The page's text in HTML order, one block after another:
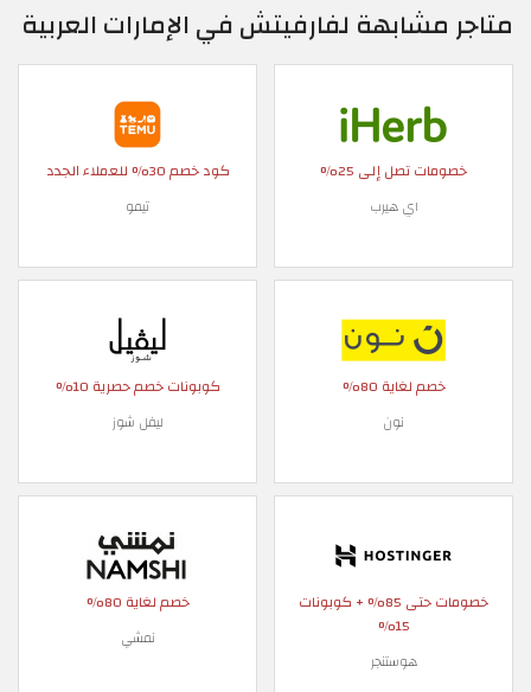
متاجر مشابهة لفارفيتش في الإمارات العربية
خصومات تصل إلى 25%
اي هيرب
كود خصم 30% للعملاء الجدد
تيمو
خصم لغاية 80%
نون
كوبونات خصم حصرية 10%
ليفل شوز
خصومات حتى 85% + كوبونات
15%
هوستنجر
خصم لغاية 80%
نمشي